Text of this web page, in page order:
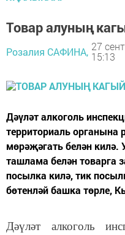
Товар алуның
Розалия САФИНА, 27
15:13
​​​​​​​Дәүләт алкоголь
территориаль органына
мөрәҗәгать белән килә.
ташлама белән товарга
посылка килә, тик
бөтенләй башка төрле,
Дәүләт алкоголь